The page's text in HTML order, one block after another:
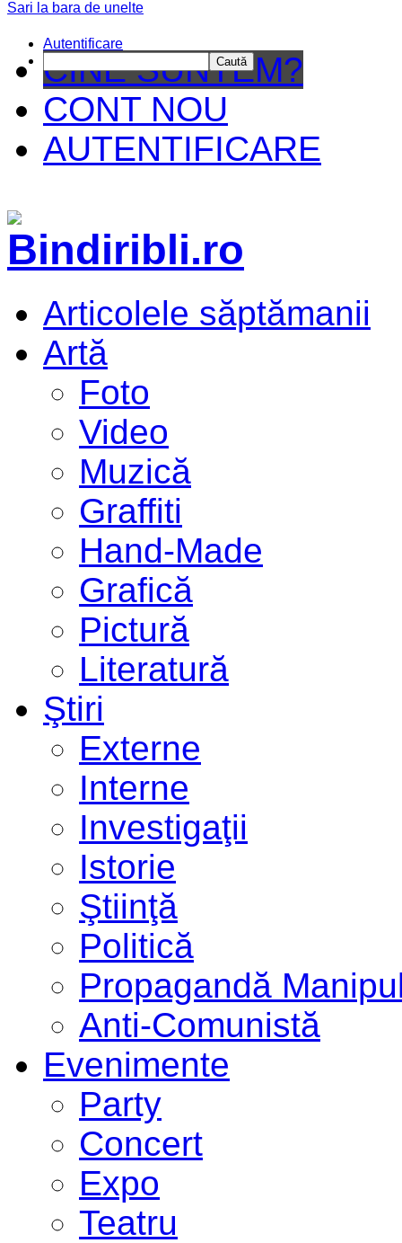
CINE SUNTEM?
CONT NOU
AUTENTIFICARE
Articolele săptămanii
Artă
Foto
Video
Muzică
Graffiti
Hand-Made
Grafică
Pictură
Literatură
Ştiri
Externe
Interne
Investigaţii
Istorie
Ştiinţă
Politică
Propagandă
Anti-Comunistă
Evenimente
Party
Concert
Expo
Teatru
Sari la bara de unelte
Autentificare
Caută